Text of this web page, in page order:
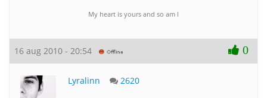
My heart is yours and so am I
16 aug 2010 - 20:54 0
Lyralinn 2620